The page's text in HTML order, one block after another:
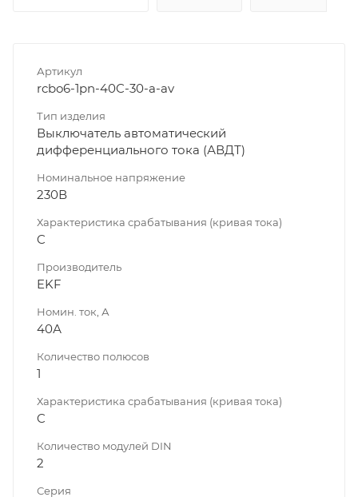
Артикул
rcbo6-1pn-40C-30-a-av
Тип изделия
Выключатель автоматический
дифференциального тока (АВДТ)
Номинальное напряжение
230В
Характеристика срабатывания (кривая тока)
C
Производитель
EKF
Номин. ток, А
40А
Количество полюсов
1
Характеристика срабатывания (кривая тока)
C
Количество модулей DIN
2
Серия